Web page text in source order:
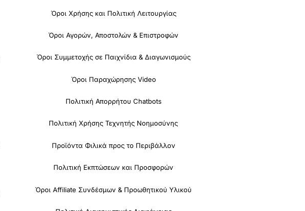
Όροι Χρήσης και Πολιτική Λειτουργίας
Όροι Αγορών, Αποστολών & Επιστροφών
Όροι Συμμετοχής σε Παιχνίδια & Διαγωνισμούς
Όροι Παραχώρησης Video
Πολιτική Απορρήτου Chatbots
Πολιτική Χρήσης Τεχνητής Νοημοσύνης
Προϊόντα Φιλικά προς το Περιβάλλον
Πολιτική Εκπτώσεων και Προσφορών
Όροι Affiliate Συνδέσμων & Προωθητικού Υλικού